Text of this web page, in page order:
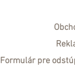
R
Formulár pre